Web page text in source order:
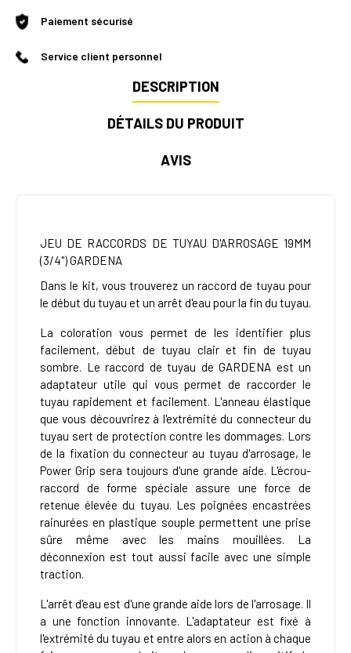
Paiement sécurisé
Service client personnel
DESCRIPTION
DÉTAILS DU PRODUIT
AVIS
JEU DE RACCORDS DE TUYAU D'ARROSAGE 19MM
(3/4") GARDENA
Dans le kit, vous trouverez un raccord de tuyau pour
le début du tuyau et un arrêt d'eau pour la fin du tuyau.
La coloration vous permet de les identifier plus
facilement, début de tuyau clair et fin de tuyau
sombre. Le raccord de tuyau de GARDENA est un
adaptateur utile qui vous permet de raccorder le
tuyau rapidement et facilement. L'anneau élastique
que vous découvrirez à l'extrémité du connecteur du
tuyau sert de protection contre les dommages. Lors
de la fixation du connecteur au tuyau d'arrosage, le
Power Grip sera toujours d'une grande aide. L'écrou-
raccord de forme spéciale assure une force de
retenue élevée du tuyau. Les poignées encastrées
rainurées en plastique souple permettent une prise
sûre même avec les mains mouillées. La
déconnexion est tout aussi facile avec une simple
traction.
L'arrêt d'eau est d'une grande aide lors de l'arrosage. Il
a une fonction innovante. L'adaptateur est fixé à
l'extrémité du tuyau et entre alors en action à chaque